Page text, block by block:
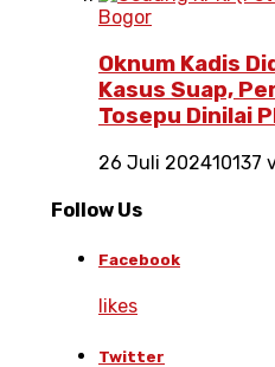
Bogor
Oknum Kadis
Kasus Suap,
Tosepu Dinilai
26 Juli 202410137
Follow Us
Facebook
likes
Twitter